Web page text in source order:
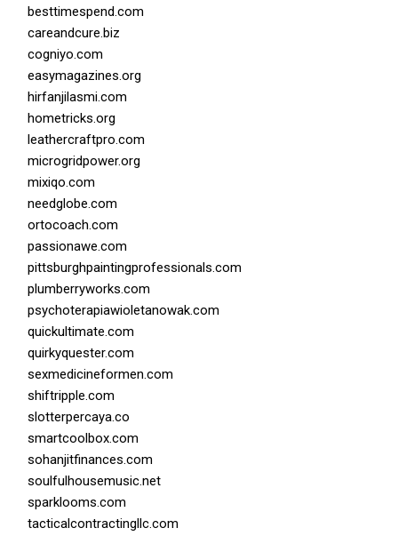
besttimespend.com
careandcure.biz
cogniyo.com
easymagazines.org
hirfanjilasmi.com
hometricks.org
leathercraftpro.com
microgridpower.org
mixiqo.com
needglobe.com
ortocoach.com
passionawe.com
pittsburghpaintingprofessionals.com
plumberryworks.com
psychoterapiawioletanowak.com
quickultimate.com
quirkyquester.com
sexmedicineformen.com
shiftripple.com
slotterpercaya.co
smartcoolbox.com
sohanjitfinances.com
soulfulhousemusic.net
sparklooms.com
tacticalcontractingllc.com